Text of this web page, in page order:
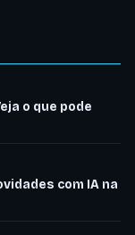
o que pode
com IA na